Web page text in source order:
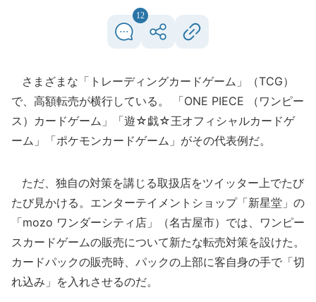
12
さまざまな「トレーディングカードゲーム」（TCG）
で、高額転売が横行している。 「ONE PIECE （ワンピー
ス）カードゲーム」「遊☆戯☆王オフィシャルカードゲ
ーム」「ポケモンカードゲーム」がその代表例だ。
ただ、独自の対策を講じる取扱店をツイッター上でたび
たび見かける。エンターテイメントショップ「新星堂」の
「mozo ワンダーシティ店」（名古屋市）では、ワンピー
スカードゲームの販売について新たな転売対策を設けた。
カードパックの販売時、パックの上部に客自身の手で「切
れ込み」を入れさせるのだ。